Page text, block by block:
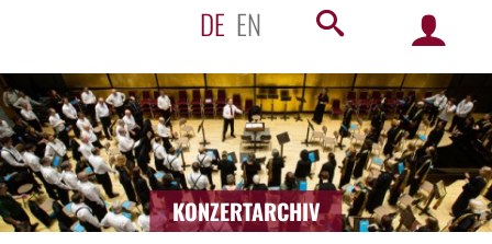
DE EN
KONZERTARCHIV